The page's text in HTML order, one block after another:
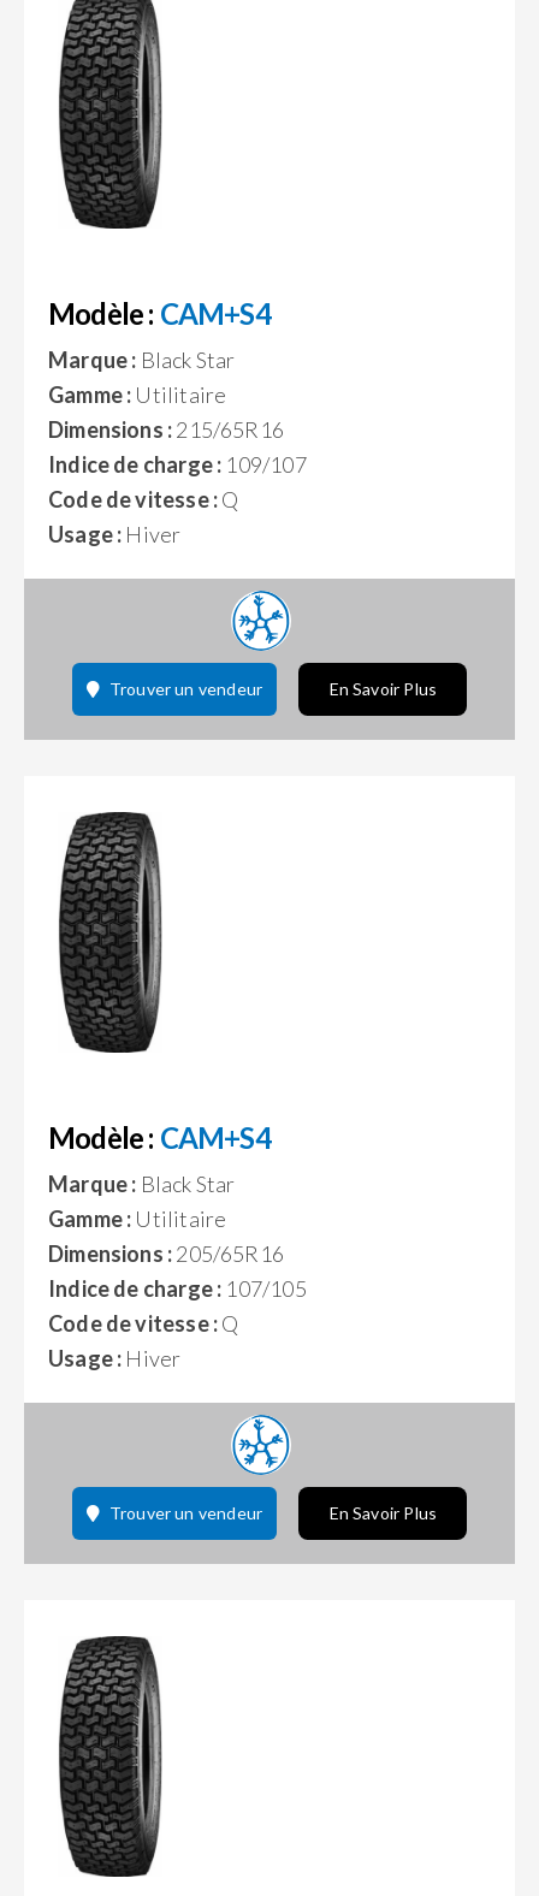
Modèle : CAM+S4
Marque : Black Star
Gamme : Utilitaire
Dimensions :215/65R16
Indice de charge : 109/107
Code de vitesse :Q
Usage : Hiver
Trouver un vendeur En Savoir Plus
Modèle : CAM+S4
Marque : Black Star
Gamme : Utilitaire
Dimensions :205/65R16
Indice de charge : 107/105
Code de vitesse :Q
Usage : Hiver
Trouver un vendeur En Savoir Plus